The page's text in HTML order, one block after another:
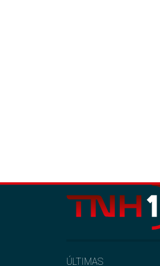
ÚLTIMAS